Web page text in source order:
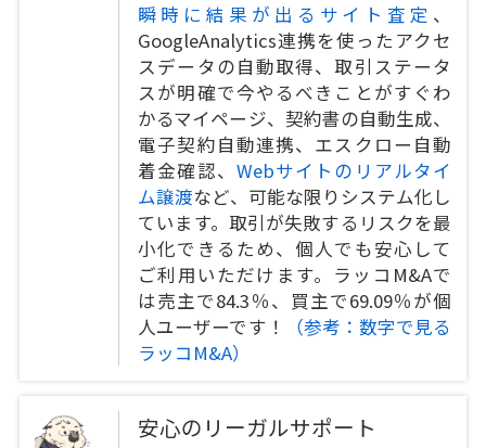
瞬時に結果が出るサイト査定 、
GoogleAnalytics連携を使ったアクセ
スデータの自動取得、取引ステータ
スが明確で今やるべきことがすぐわ
かるマイページ、契約書の自動生成、
電子契約自動連携、エスクロー自動
着金確認、 Webサイトのリアルタイ
ム譲渡など、可能な限りシステム化し
ています。取引が失敗するリスクを最
小化できるため、個人でも安心して
ご利用いただけます。ラッコM&Aで
は売主で84.3％、買主で69.09％が個
人ユーザーです！
（参考：数字で見る
ラッコM&A）
安心のリーガルサポート